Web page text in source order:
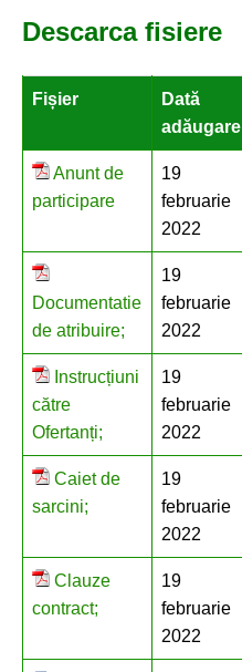
Descarca fisiere
Fișier
Dată
adăugare
Anunt de
participare
19
februarie
2022
Documentatie
de atribuire;
19
februarie
2022
Instrucțiuni
către
Ofertanți;
19
februarie
2022
Caiet de
sarcini;
19
februarie
2022
Clauze
contract;
19
februarie
2022